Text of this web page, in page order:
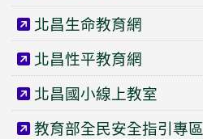
北昌生命教育網
北昌性平教育網
北昌國小線上教室
教育部全民安全指引專區